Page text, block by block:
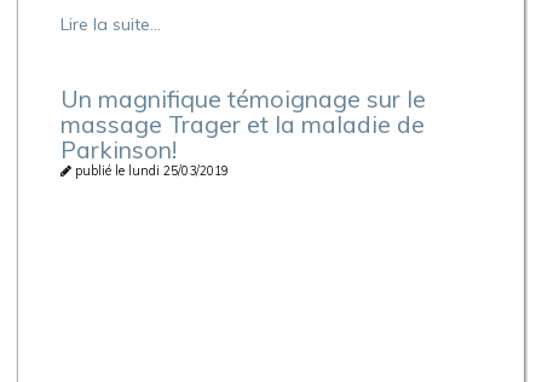
Lire la suite...
Un magnifique témoignage sur le
massage Trager et la maladie de
Parkinson!
publié le lundi 25/03/2019